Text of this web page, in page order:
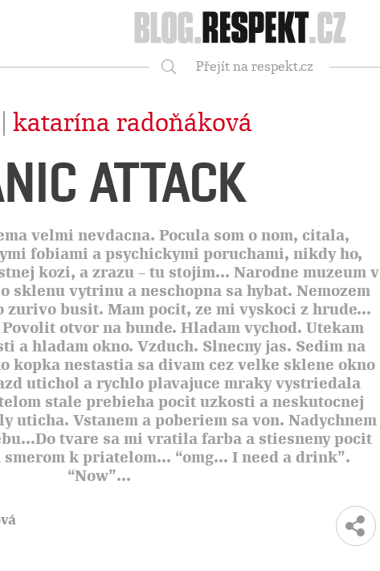
Respekt
Přejít na respekt.cz
katarína radoňáková
ATTACK
velmi nevdacna. Pocula som o nom, citala,
fobiami a psychickymi poruchami, nikdy ho,
kozi, a zrazu – tu stojim... Narodne muzeum v
sklenu vytrinu a neschopna sa hybat. Nemozem
zurivo busit. Mam pocit, ze mi vyskoci z hrude...
otvor na bunde. Hladam vychod. Utekam
a hladam okno. Vzduch. Slnecny jas. Sedim na
kopka nestastia sa divam cez velke sklene okno
utichol a rychlo plavajuce mraky vystriedala
stale prebieha pocit uzkosti a neskutocnej
uticha. Vstanem a poberiem sa von. Nadychnem
tvare sa mi vratila farba a stiesneny pocit
k priatelom... “omg... I need a drink”.
“Now”...